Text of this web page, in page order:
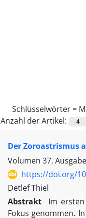
Schlüsselwörter =
Anzahl der Artikel:
4
Der Zoroastrismus
Volumen 37,
https://doi.org/
Detlef Thiel
Abstrakt
Im
Fokus genommen.